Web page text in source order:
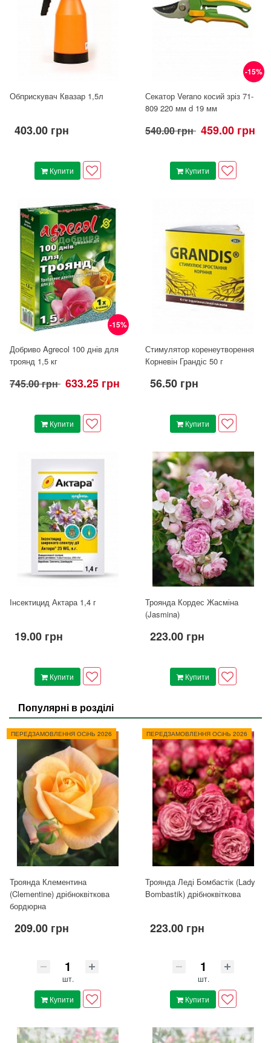
Обприскувач Квазар 1,5л
403.00 грн
Купити
-15%
Секатор Verano косий зріз 71-
809 220 мм d 19 мм
540.00 грн 459.00 грн
Купити
-15%
Добриво Agrecol 100 днів для
троянд 1,5 кг
745.00 грн 633.25 грн
Купити
Стимулятор коренеутворення
Корневін Грандіс 50 г
56.50 грн
Купити
Інсектицид Актара 1,4 г
19.00 грн
Купити
Троянда Кордес Жасміна
(Jasmina)
223.00 грн
Купити
Популярні в розділі
ПЕРЕДЗАМОВЛЕННЯ ОСіНЬ 2026
Троянда Клементина
(Clementine) дрібноквіткова
бордюрна
209.00 грн
шт.
Купити
ПЕРЕДЗАМОВЛЕННЯ ОСіНЬ 2026
Троянда Леді Бомбастік (Lady
Bombastik) дрібноквіткова
223.00 грн
шт.
Купити